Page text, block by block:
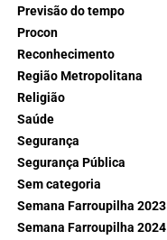
Previsão do tempo
Procon
Reconhecimento
Região Metropolitana
Religião
Saúde
Segurança
Segurança Pública
Sem categoria
Semana Farroupilha 2023
Semana Farroupilha 2024